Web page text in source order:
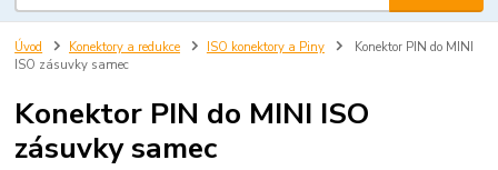
Úvod Konektory a redukce ISO konektory a Piny
Konektor PIN do MINI
ISO zásuvky samec
Konektor PIN do MINI ISO
zásuvky samec